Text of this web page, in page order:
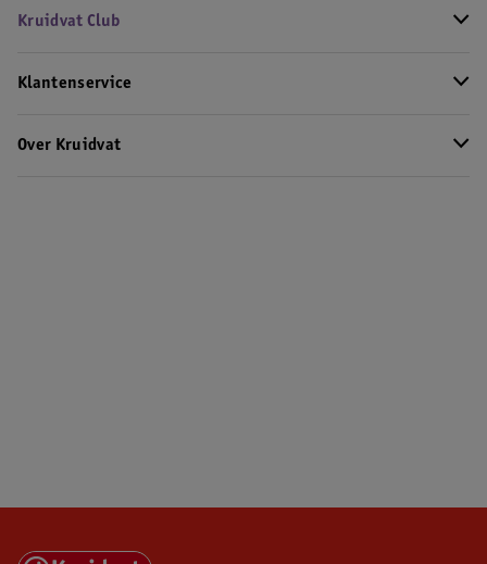
Kruidvat Club
Klantenservice
Over Kruidvat